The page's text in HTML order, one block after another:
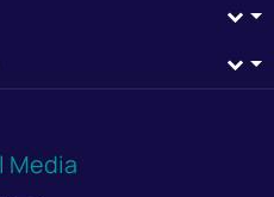
Media